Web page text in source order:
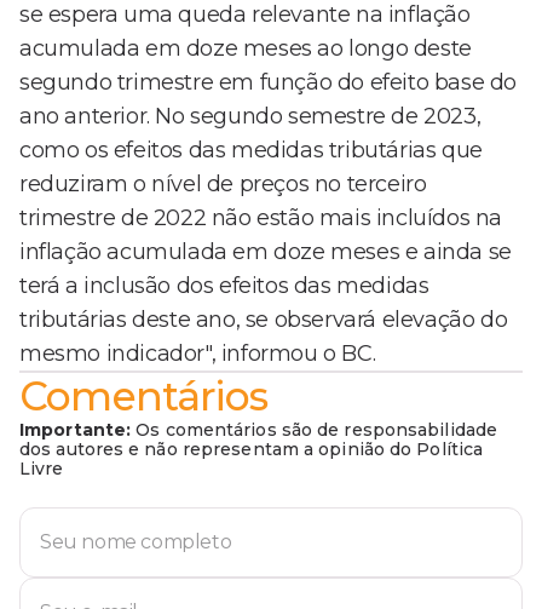
se espera uma queda relevante na inflação
acumulada em doze meses ao longo deste
segundo trimestre em função do efeito base do
ano anterior. No segundo semestre de 2023,
como os efeitos das medidas tributárias que
reduziram o nível de preços no terceiro
trimestre de 2022 não estão mais incluídos na
inflação acumulada em doze meses e ainda se
terá a inclusão dos efeitos das medidas
tributárias deste ano, se observará elevação do
mesmo indicador", informou o BC.
Comentários
Importante: Os comentários são de responsabilidade
dos autores e não representam a opinião do Política
Livre